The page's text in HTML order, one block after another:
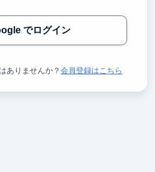
でログイン
ありませんか？ 会員登録はこちら